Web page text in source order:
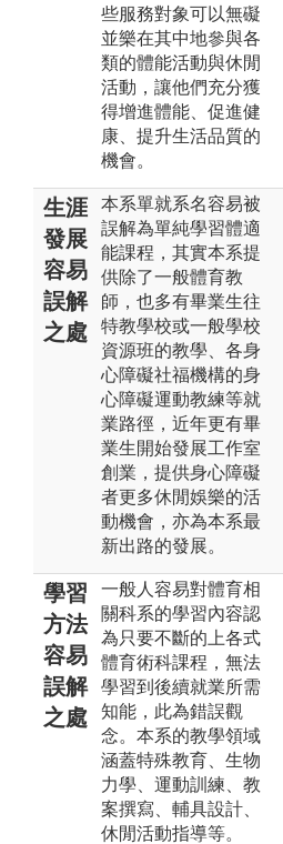
些服務對象可以無礙
並樂在其中地參與各
類的體能活動與休閒
活動，讓他們充分獲
得增進體能、促進健
康、提升生活品質的
機會。
生涯
發展
容易
誤解
之處
本系單就系名容易被
誤解為單純學習體適
能課程，其實本系提
供除了一般體育教
師，也多有畢業生往
特教學校或一般學校
資源班的教學、各身
心障礙社福機構的身
心障礙運動教練等就
業路徑，近年更有畢
業生開始發展工作室
創業，提供身心障礙
者更多休閒娛樂的活
動機會，亦為本系最
新出路的發展。
學習
方法
容易
誤解
之處
一般人容易對體育相
關科系的學習內容認
為只要不斷的上各式
體育術科課程，無法
學習到後續就業所需
知能，此為錯誤觀
念。本系的教學領域
涵蓋特殊教育、生物
力學、運動訓練、教
案撰寫、輔具設計、
休閒活動指導等。